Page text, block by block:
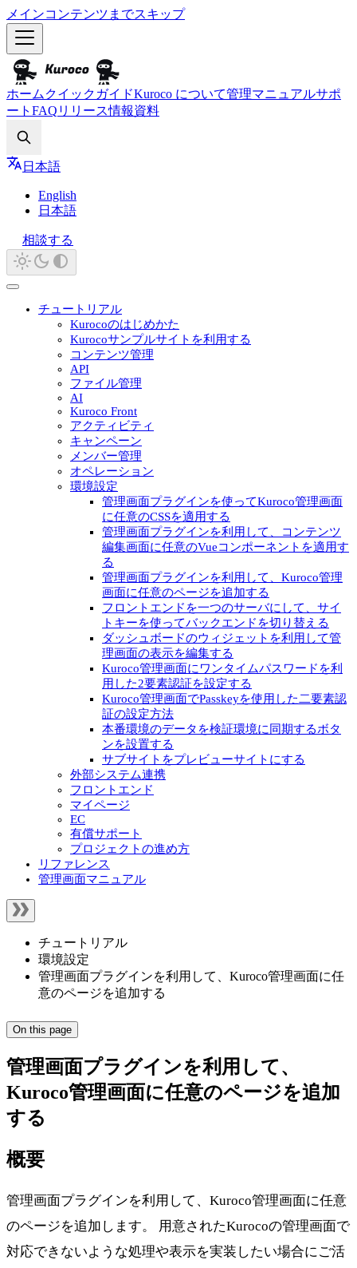
メインコンテンツまでスキップ
ホーム クイックガイドKuroco について管理マニュアルサポ
ート FAQ リリース情報資料
日本語
English
日本語
相談する
チュートリアル
Kurocoのはじめかた
Kurocoサンプルサイトを利用する
コンテンツ管理
API
ファイル管理
AI
Kuroco Front
アクティビティ
キャンペーン
メンバー管理
オペレーション
環境設定
管理画面プラグインを使ってKuroco管理画面
に任意のCSSを適用する
管理画面プラグインを利用して、コンテンツ
編集画面に任意のVueコンポーネントを適用す
る
管理画面プラグインを利用して、Kuroco管理
画面に任意のページを追加する
フロントエンドを一つのサーバにして、サイ
トキーを使ってバックエンドを切り替える
ダッシュボードのウィジェットを利用して管
理画面の表示を編集する
Kuroco管理画面にワンタイムパスワードを利
用した2要素認証を設定する
Kuroco管理画面でPasskeyを使用した二要素認
証の設定方法
本番環境のデータを検証環境に同期するボタ
ンを設置する
サブサイトをプレビューサイトにする
外部システム連携
フロントエンド
マイページ
EC
有償サポート
プロジェクトの進め方
リファレンス
管理画面マニュアル
チュートリアル
環境設定
管理画面プラグインを利用して、Kuroco管理画面に任
意のページを追加する
On this page
管理画面プラグインを利用して、
Kuroco管理画面に任意のページを追加
する
概要
管理画面プラグインを利用して、Kuroco管理画面に任意
のページを追加します。 用意されたKurocoの管理画面で
対応できないような処理や表示を実装したい場合にご活